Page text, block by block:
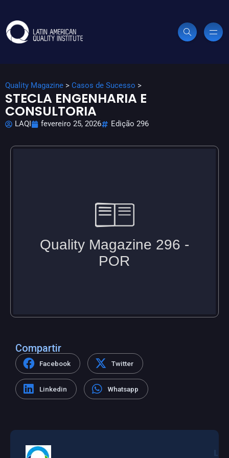
Quality Magazine > Casos de Sucesso >
STECLA ENGENHARIA E
CONSULTORIA
LAQI fevereiro 25, 2026 Edição 296
Compartir
Facebook Twitter
Linkedin Whatsapp